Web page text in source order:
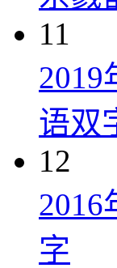
11
2019
语双
12
2016
字